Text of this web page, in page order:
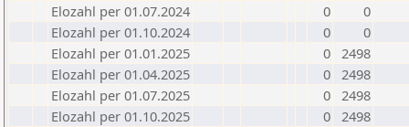
Elozahl per 01.07.2024
0
0
Elozahl per 01.10.2024
0
0
Elozahl per 01.01.2025
0 2498
Elozahl per 01.04.2025
0 2498
Elozahl per 01.07.2025
0 2498
Elozahl per 01.10.2025
0 2498